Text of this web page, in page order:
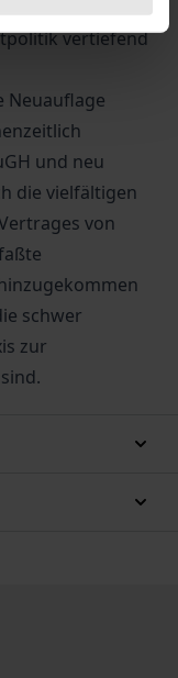
vertiefend
Neuauflage
und neu
die vielfältigen
von
schwer
zur